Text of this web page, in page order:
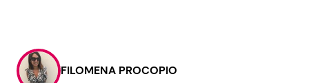
FILOMENA PROCOPIO